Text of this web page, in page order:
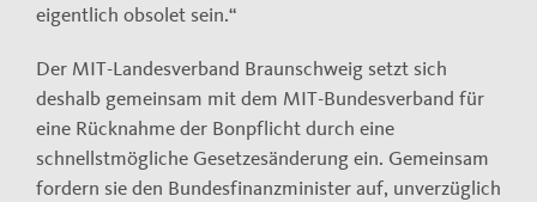
eigentlich obsolet sein.“
Der MIT-Landesverband Braunschweig setzt sich
deshalb gemeinsam mit dem MIT-Bundesverband für
eine Rücknahme der Bonpflicht durch eine
schnellstmögliche Gesetzesänderung ein. Gemeinsam
fordern sie den Bundesfinanzminister auf, unverzüglich